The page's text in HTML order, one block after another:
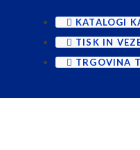
KATALOGI
TISK IN
TRGOVINA